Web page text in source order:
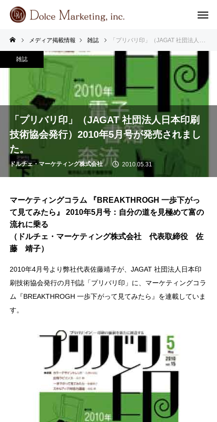
メディア掲載情報 雑誌 「プリバリ印」（JAGAT 社団法人日本印刷技術協会発行）2010年5月号が発売されました。
「プリバリ印」（JAGAT 社団法人日本印刷
技術協会発行）2010年5月号が発売されまし
た。
ドルチェ・マーケティング株式会社 2010.05.31
雑誌
マーケティングコラム 『BREAKTHROGH 一歩下がっ
て見てみたら』 2010年5月号：自分の道を見極めて富の
流れに乗る
（ドルチェ・マーケティング株式会社 代表取締役 佐
藤 靖子）
2010年4月号より弊社代表佐藤靖子が、JAGAT 社団法人日本印
刷技術協会発行の月刊誌「プリバリ印」に、マーケティングコラ
ム『BREAKTHROGH 一歩下がって見てみたら』を連載していま
す。